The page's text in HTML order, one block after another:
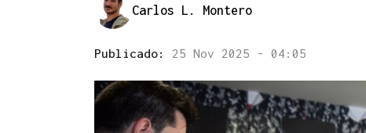
Carlos L. Montero
Publicado: 25 Nov 2025 - 04:05